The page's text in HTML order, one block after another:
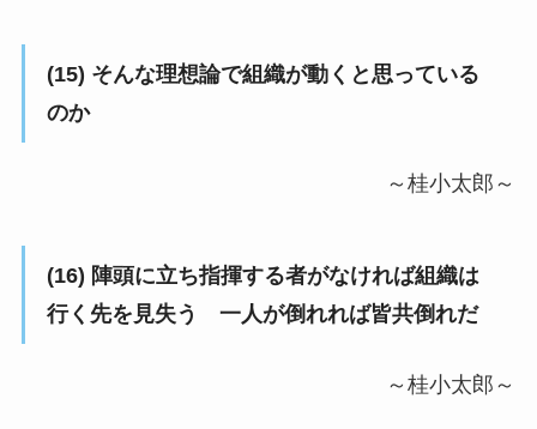
(15) そんな理想論で組織が動くと思っている
のか
～桂小太郎～
(16) 陣頭に立ち指揮する者がなければ組織は
行く先を見失う 一人が倒れれば皆共倒れだ
～桂小太郎～